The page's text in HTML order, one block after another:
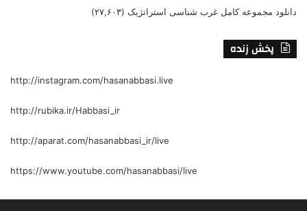
دانلود مجموعه کامل غرب شناسی استراتژیک (۲۷,۶۰۳)
پخش زنده
http://instagram.com/hasanabbasi.live
http://rubika.ir/Habbasi_ir
http://aparat.com/hasanabbasi_ir/live
https://www.youtube.com/hasanabbasi/live